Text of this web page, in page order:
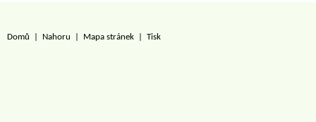
Domů Nahoru Mapa stránek Tisk